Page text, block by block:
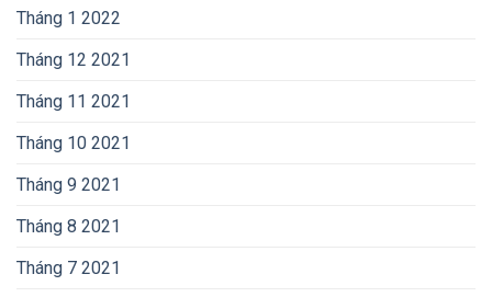
Tháng 1 2022
Tháng 12 2021
Tháng 11 2021
Tháng 10 2021
Tháng 9 2021
Tháng 8 2021
Tháng 7 2021